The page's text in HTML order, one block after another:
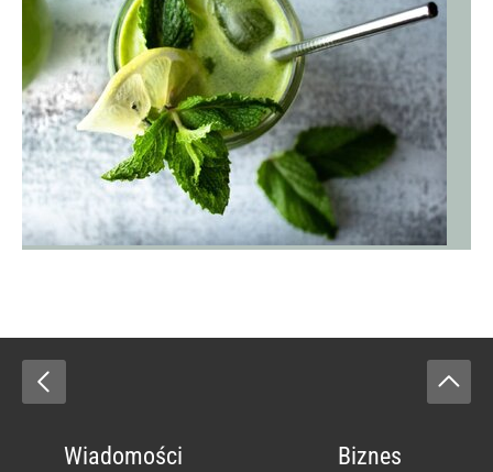
Wiadomości
Biznes